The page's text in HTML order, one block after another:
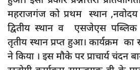
Register
English
महराजगंज को प्रथम स्थान ,नवोदय
द्वितीय स्थान व एसजेएस
तृतीय स्थान प्रप्त हुआ। कार्यक्रम
ने किया । इस मौके पर प्राचार्य चंदन